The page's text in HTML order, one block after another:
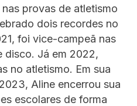
provas de atletismo
dois recordes no
foi vice-campeã nas
disco. Já em 2022,
no atletismo. Em sua
Aline encerrou sua
escolares de forma